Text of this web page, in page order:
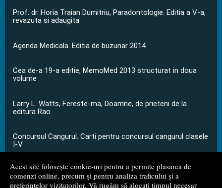
Acest site folosește cookie-uri pentru a permite plasarea de
comenzi online, precum și pentru analiza traficului și a
preferințelor vizitatorilor. Vă rugăm să alocați timpul necesar
Prof. dr. Horia Traian Dumitriu, Paradontologie. Editia a V-a,
revazuta si adaugita
Agenda Medicala. Editia de buzunar 2014
Cea de-a 19-a editie, MemoMed 2013 structurat in doua
volume
Larry L. Watts, Fereste-ma, Doamne, de prieteni de la
editura Rao
Concursul Cangurul. Carti pentru concursul cangurul clasele
I-V
...toate știrile